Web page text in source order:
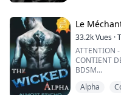
Sa bouche
rudement.
Sa langue
"Si tu ne
Le
33.2kVues ·
ATTENTION -
CONTIENT
BDSM
Il était très
Alpha